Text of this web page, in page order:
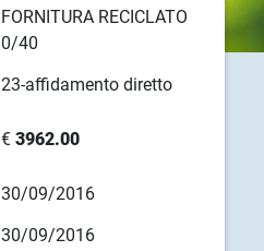
FORNITURA RECICLATO
0/40
23-affidamento diretto
€ 3962.00
30/09/2016
30/09/2016